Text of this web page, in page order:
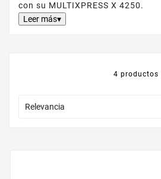
con su MULTIXPRESS X 4250.
Leer más▾
4 productos
Relevancia